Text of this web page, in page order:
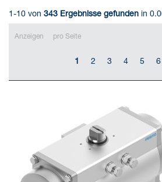
1-10 von 343 Ergebnisse gefunden in
Anzeigen pro Seite
1 2 3 4 5 6